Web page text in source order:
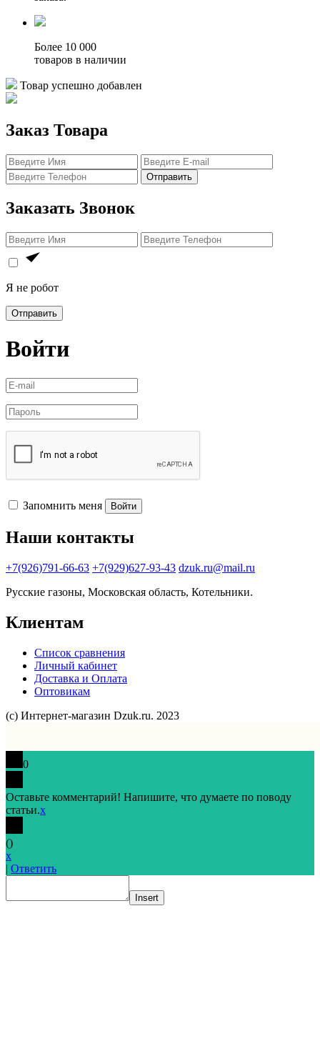
Более 10 000
товаров в наличии
Товар успешно добавлен
Заказ Товара
Отправить
Заказать Звонок
Я не робот
Отправить
Войти
Запомнить меня Войти
Наши контакты
+7(926)791-66-63 +7(929)627-93-43 dzuk.ru@mail.ru
Русские газоны, Московская область, Котельники.
Клиентам
Список сравнения
Личный кабинет
Доставка и Оплата
Оптовикам
(с) Интернет-магазин Dzuk.ru. 2023
0
Оставьте комментарий! Напишите, что думаете по поводу
статьи.x
()
x
| Ответить
Insert